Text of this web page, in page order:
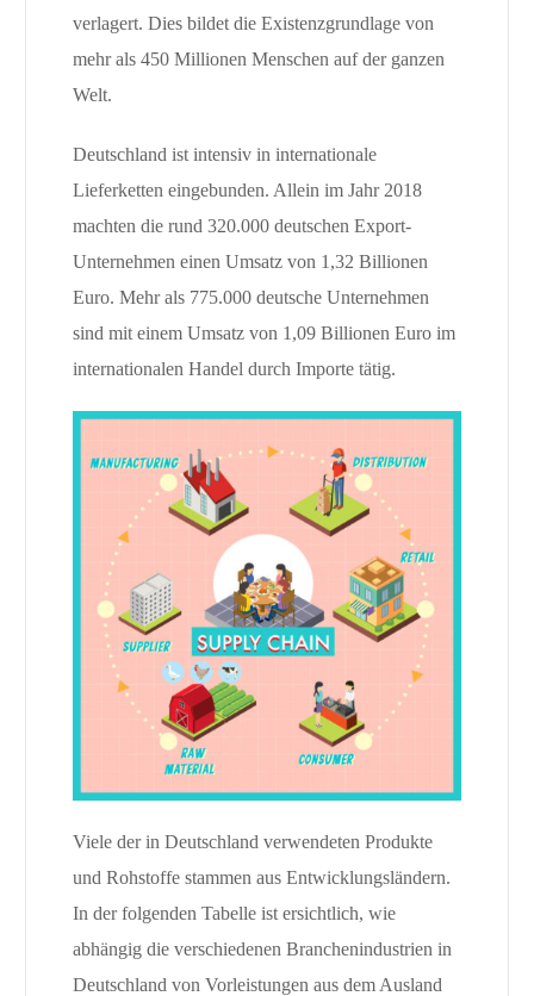
verlagert. Dies bildet die Existenzgrundlage von
mehr als 450 Millionen Menschen auf der ganzen
Welt.
Deutschland ist intensiv in internationale
Lieferketten eingebunden. Allein im Jahr 2018
machten die rund 320.000 deutschen Export-
Unternehmen einen Umsatz von 1,32 Billionen
Euro. Mehr als 775.000 deutsche Unternehmen
sind mit einem Umsatz von 1,09 Billionen Euro im
internationalen Handel durch Importe tätig.
Viele der in Deutschland verwendeten Produkte
und Rohstoffe stammen aus Entwicklungsländern.
In der folgenden Tabelle ist ersichtlich, wie
abhängig die verschiedenen Branchenindustrien in
Deutschland von Vorleistungen aus dem Ausland